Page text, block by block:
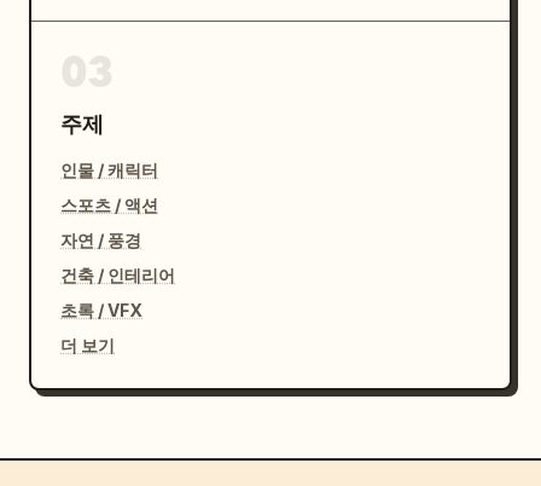
주제
인물 / 캐릭터
스포츠 / 액션
자연 / 풍경
건축 / 인테리어
초록 / VFX
더 보기